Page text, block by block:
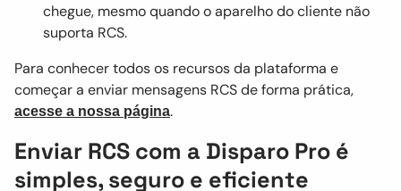
chegue, mesmo quando o aparelho do cliente não
suporta RCS.
Para conhecer todos os recursos da plataforma e
começar a enviar mensagens RCS de forma prática,
acesse a nossa página.
Enviar RCS com a Disparo Pro é
simples, seguro e eficiente